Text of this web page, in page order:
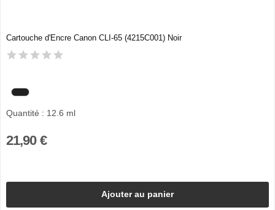
Cartouche d'Encre Canon CLI-65 (4215C001) Noir
Quantité : 12.6 ml
21,90 €
Ajouter au panier